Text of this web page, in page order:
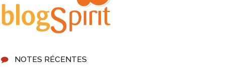
NOTES RÉCENTES